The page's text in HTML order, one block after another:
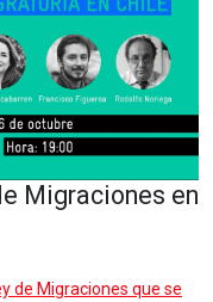
Migraciones en
de Migraciones que se